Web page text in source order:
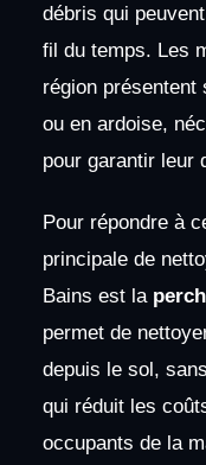
débris qui
fil du temps. Les
région présentent
ou en ardoise,
pour garantir leur
Pour répondre à
principale de
Bains est la
permet de
depuis le sol,
qui réduit les
occupants de la